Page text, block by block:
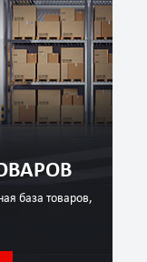
база товаров,